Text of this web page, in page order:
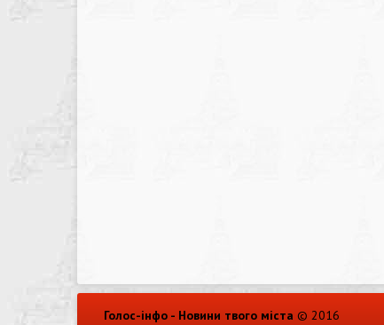
Голос-інфо - Новини твого міста © 2016